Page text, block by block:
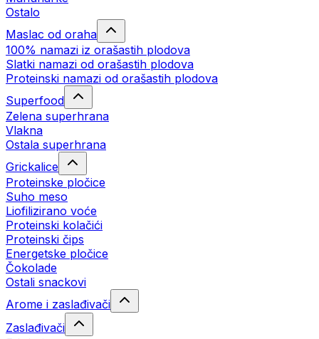
Ostalo
Maslac od oraha
100% namazi iz orašastih plodova
Slatki namazi od orašastih plodova
Proteinski namazi od orašastih plodova
Superfood
Zelena superhrana
Vlakna
Ostala superhrana
Grickalice
Proteinske pločice
Suho meso
Liofilizirano voće
Proteinski kolačići
Proteinski čips
Energetske pločice
Čokolade
Ostali snackovi
Arome i zaslađivači
Zaslađivači